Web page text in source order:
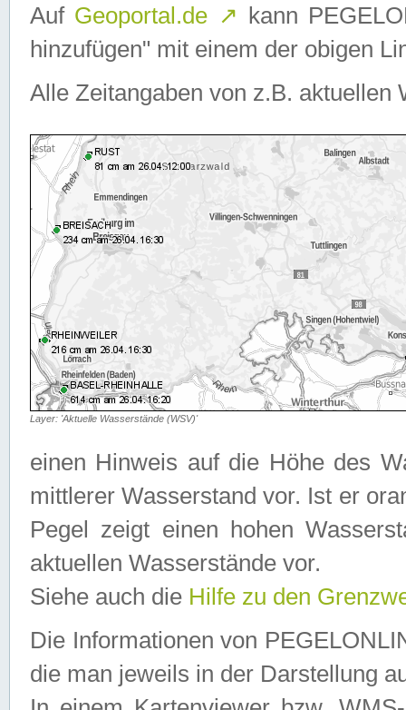
Auf Geoportal.de ↗ kann
hinzufügen" mit einem der obigen
Alle Zeitangaben von z.B. aktuellen
Layer: 'Aktuelle Wasserstände (WSV)'
einen Hinweis auf die Höhe des
mittlerer Wasserstand vor. Ist er
Pegel zeigt einen hohen
aktuellen Wasserstände vor.
Siehe auch die Hilfe zu den
Die Informationen von
die man jeweils in der Darstellung